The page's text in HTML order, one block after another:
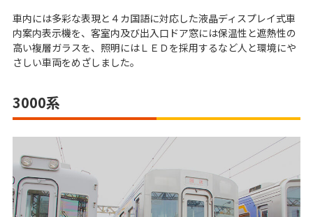
車内には多彩な表現と４カ国語に対応した液晶ディスプレイ式車
内案内表示機を、客室内及び出入口ドア窓には保温性と遮熱性の
高い複層ガラスを、照明にはＬＥＤを採用するなど人と環境にや
さしい車両をめざしました。
3000系